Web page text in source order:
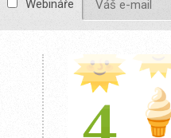
Webináře